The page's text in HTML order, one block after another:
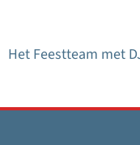
Het Feestteam met